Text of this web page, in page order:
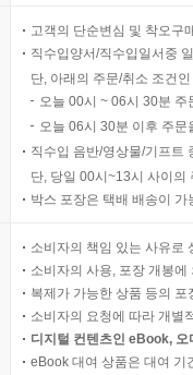
고객의 단순변심 및 착오구
직수입양서/직수입일서중
단, 아래의 주문/취소 조건
오늘 00시 ~ 06시 30분
오늘 06시 30분 이후 주
직수입 음반/영상물/기프트
단, 당일 00시~13시 사이의
박스 포장은 택배 배송이
소비자의 책임 있는 사유로
소비자의 사용, 포장 개봉
복제가 가능한 상품 등의
소비자의 요청에 따라 개별
디지털 컨텐츠인 eBook,
eBook 대여 상품은 대여 기